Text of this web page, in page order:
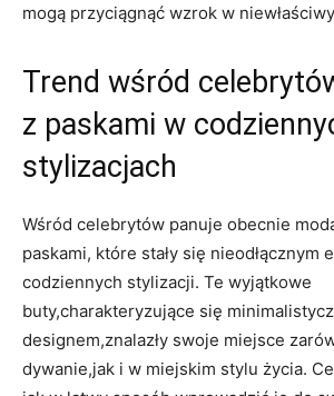
mogą przyciągnąć wzrok w
Trend wśród
z paskami w
stylizacjach
Wśród celebrytów panuje obecnie
paskami, które stały się nieodłącznym
codziennych stylizacji. Te wyjątkowe
buty,charakteryzujące się
designem,znalazły swoje miejsce
dywanie,jak i w miejskim stylu życia.